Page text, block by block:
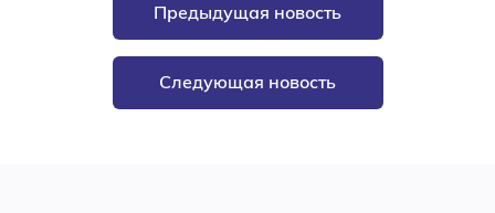
Предыдущая новость
Следующая новость